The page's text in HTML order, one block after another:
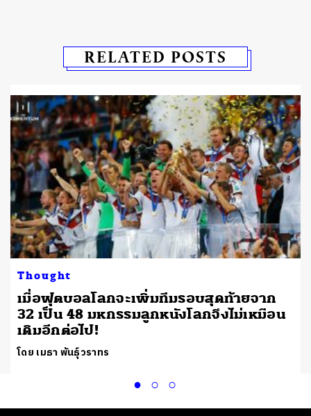
RELATED POSTS
Thought
เมื่อฟุตบอลโลกจะเพิ่มทีมรอบสุดท้ายจาก
32 เป็น 48 มหกรรมลูกหนังโลกจึงไม่เหมือน
เดิมอีกต่อไป!
โดย เมธา พันธุ์วราทร